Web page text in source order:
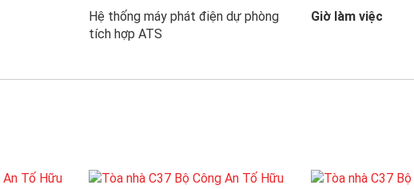
Hệ thống máy phát điện dự phòng
tích hợp ATS
Giờ làm việc